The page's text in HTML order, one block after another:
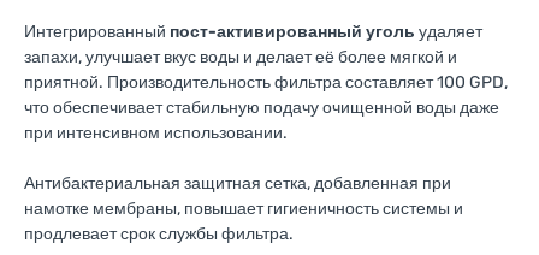
Интегрированный пост-активированный уголь удаляет
запахи, улучшает вкус воды и делает её более мягкой и
приятной. Производительность фильтра составляет 100 GPD,
что обеспечивает стабильную подачу очищенной воды даже
при интенсивном использовании.
Антибактериальная защитная сетка, добавленная при
намотке мембраны, повышает гигиеничность системы и
продлевает срок службы фильтра.